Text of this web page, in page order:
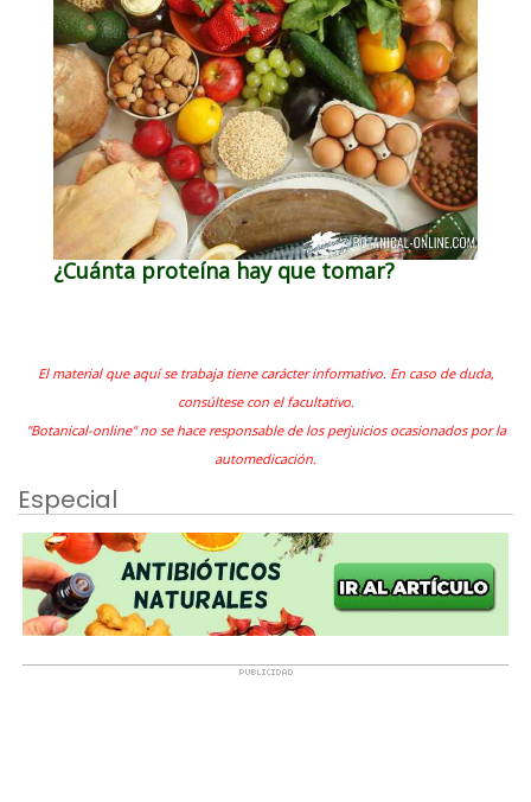
¿Cuánta proteína hay que tomar?
El material que aquí se trabaja tiene carácter informativo. En caso de duda,
consúltese con el facultativo.
"Botanical-online" no se hace responsable de los perjuicios ocasionados por la
automedicación.
Especial